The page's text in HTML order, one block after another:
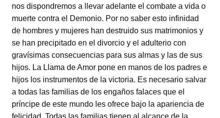
nos dispondremos a llevar adelante el combate a vida o
muerte contra el Demonio. Por no saber esto infinidad
de hombres y mujeres han destruido sus matrimonios y
se han precipitado en el divorcio y el adulterio con
gravísimas consecuencias para sus almas y las de sus
hijos. La Llama de Amor pone en manos de los padres e
hijos los instrumentos de la victoria. Es necesario salvar
a todas las familias de los engaños falaces que el
príncipe de este mundo les ofrece bajo la apariencia de